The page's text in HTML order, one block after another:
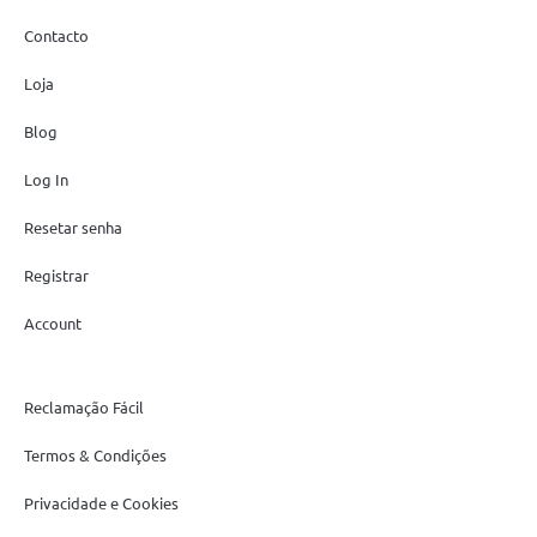
Contacto
Loja
Blog
Log In
Resetar senha
Registrar
Account
Reclamação Fácil
Termos & Condições
Privacidade e Cookies